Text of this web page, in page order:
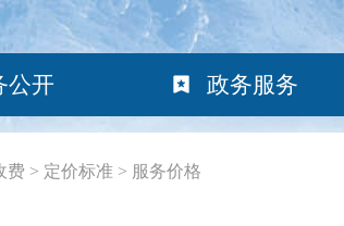
公开 政务服务
费 > 定价标准 > 服务价格